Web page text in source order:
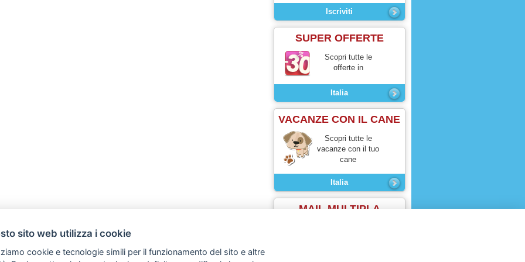
SUPER OFFERTE
Scopri tutte le
offerte in
Italia
VACANZE CON IL CANE
Scopri tutte le
vacanze con il tuo
cane
Italia
MAIL MULTIPLA
sito web utilizza i cookie
cookie e tecnologie simili per il funzionamento del sito e altre